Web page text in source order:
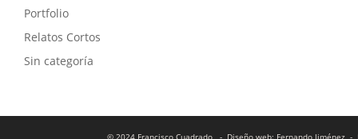
Portfolio
Relatos Cortos
Sin categoría
© 2024 Francisco Cuadrado - Diseño web: Fernando Jiménez -